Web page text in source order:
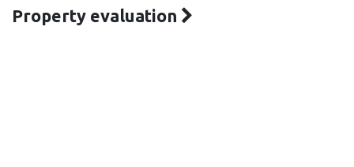
Property evaluation